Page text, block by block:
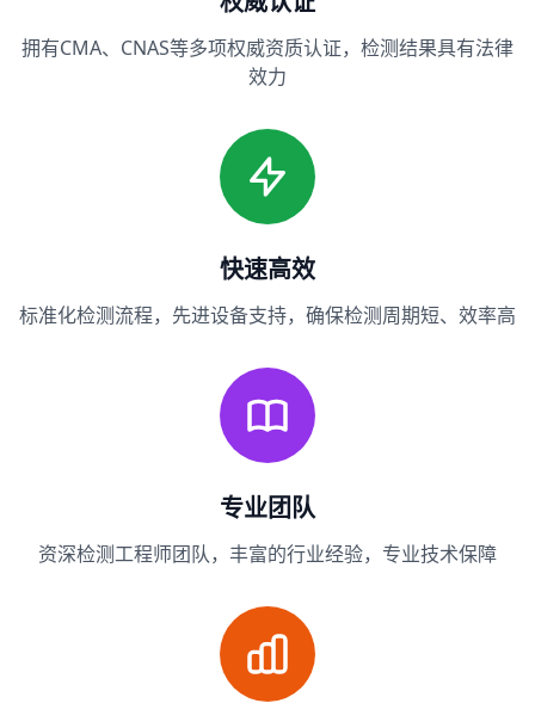
拥有CMA、CNAS等多项权威资质认证，检测结果具有法律
效力
快速高效
标准化检测流程，先进设备支持，确保检测周期短、效率高
专业团队
资深检测工程师团队，丰富的行业经验，专业技术保障